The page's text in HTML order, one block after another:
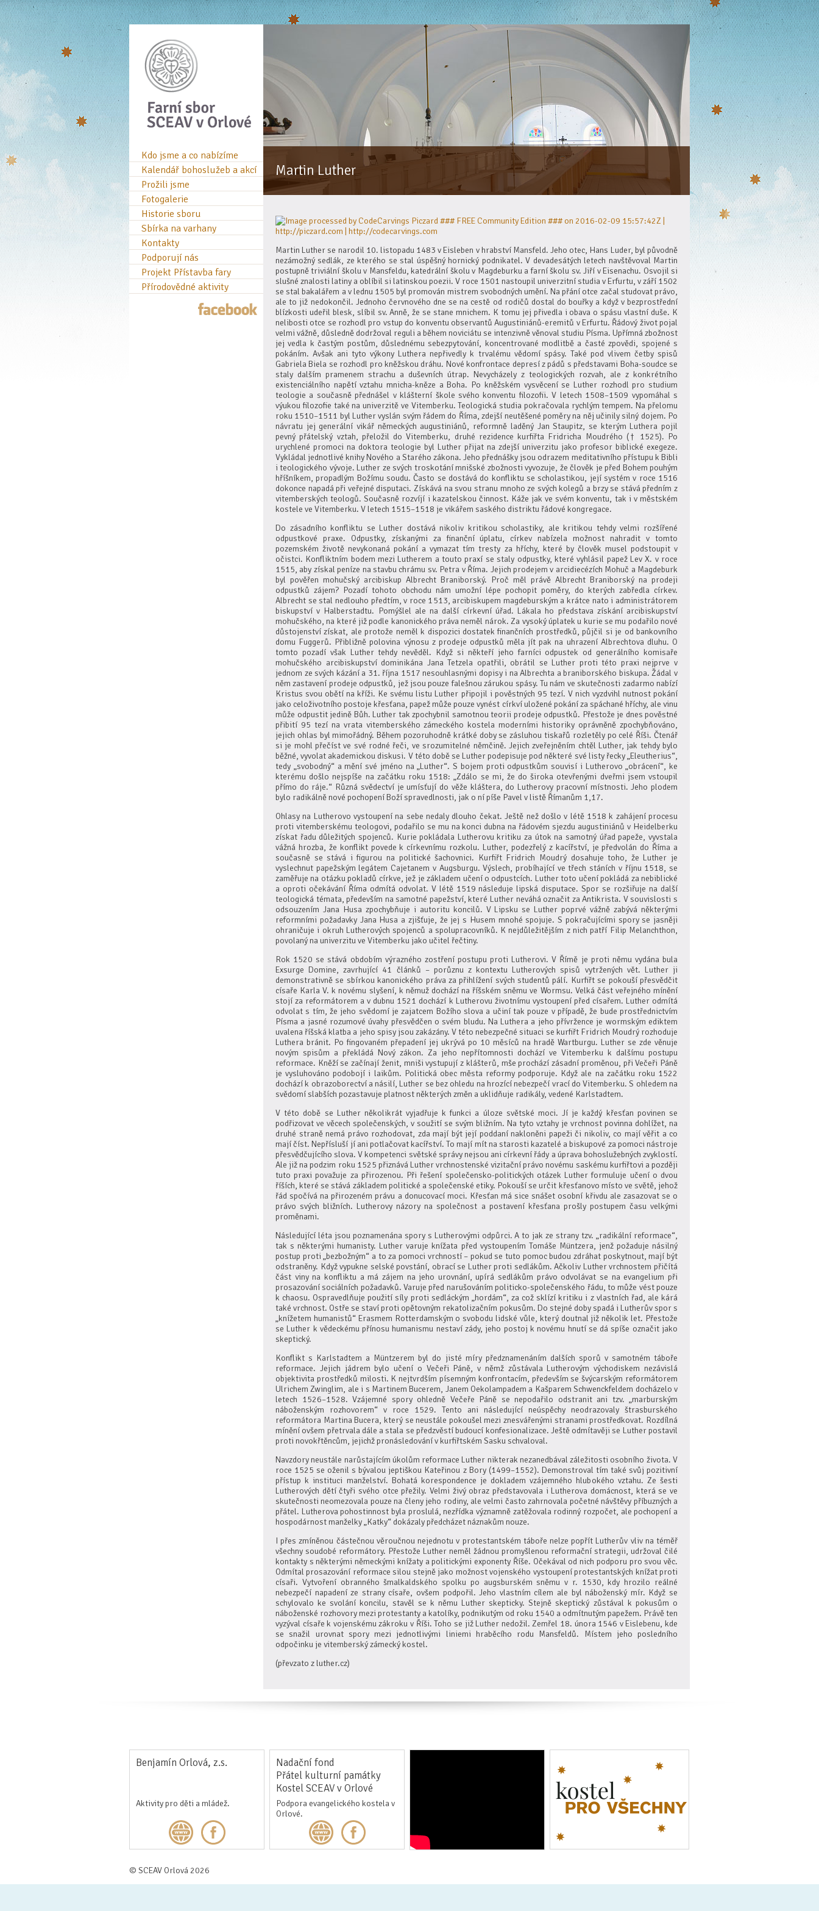
Kdo jsme a co nabízíme
Kalendář bohoslužeb a akcí
Prožili jsme
Fotogalerie
Historie sboru
Sbírka na varhany
Kontakty
Podporují nás
Projekt Přístavba fary
Přírodovědné aktivity
Martin Luther
Martin Luther se narodil 10. listopadu 1483 v Eisleben v hrabství Mansfeld. Jeho otec, Hans Luder, byl původně
nezámožný sedlák, ze kterého se stal úspěšný hornický podnikatel. V devadesátých letech navštěvoval Martin
postupně triviální školu v Mansfeldu, katedrální školu v Magdeburku a farní školu sv. Jiří v Eisenachu. Osvojil si
slušné znalosti latiny a oblíbil si latinskou poezii. V roce 1501 nastoupil univerzitní studia v Erfurtu, v září 1502
se stal bakalářem a v lednu 1505 byl promován mistrem svobodných umění. Na přání otce začal studovat právo,
ale to již nedokončil. Jednoho červnového dne se na cestě od rodičů dostal do bouřky a když v bezprostřední
blízkosti udeřil blesk, slíbil sv. Anně, že se stane mnichem. K tomu jej přivedla i obava o spásu vlastní duše. K
nelibosti otce se rozhodl pro vstup do konventu observantů Augustiniánů-eremitů v Erfurtu. Řádový život pojal
velmi vážně, důsledně dodržoval reguli a během noviciátu se intenzivně věnoval studiu Písma. Upřímná zbožnost
jej vedla k častým postům, důslednému sebezpytování, koncentrované modlitbě a časté zpovědi, spojené s
pokáním. Avšak ani tyto výkony Luthera nepřivedly k trvalému vědomí spásy. Také pod vlivem četby spisů
Gabriela Biela se rozhodl pro kněžskou dráhu. Nové konfrontace depresí z pádů s představami Boha-soudce se
staly dalším pramenem strachu a duševních útrap. Nevycházely z teologických rozvah, ale z konkrétního
existenciálního napětí vztahu mnicha-kněze a Boha. Po kněžském vysvěcení se Luther rozhodl pro studium
teologie a současně přednášel v klášterní škole svého konventu filozofii. V letech 1508–1509 vypomáhal s
výukou filozofie také na univerzitě ve Vitemberku. Teologická studia pokračovala rychlým tempem. Na přelomu
roku 1510–1511 byl Luther vyslán svým řádem do Říma, zdejší neutěšené poměry na něj učinily silný dojem. Po
návratu jej generální vikář německých augustiniánů, reformně laděný Jan Staupitz, se kterým Luthera pojil
pevný přátelský vztah, přeložil do Vitemberku, druhé rezidence kurfiřta Fridricha Moudrého († 1525). Po
urychlené promoci na doktora teologie byl Luther přijat na zdejší univerzitu jako profesor biblické exegeze.
Vykládal jednotlivé knihy Nového a Starého zákona. Jeho přednášky jsou odrazem meditativního přístupu k Bibli
i teologického vývoje. Luther ze svých troskotání mnišské zbožnosti vyvozuje, že člověk je před Bohem pouhým
hříšníkem, propadlým Božímu soudu. Často se dostává do konfliktu se scholastikou, její systém v roce 1516
dokonce napadá při veřejné disputaci. Získává na svou stranu mnoho ze svých kolegů a brzy se stává předním z
vitemberských teologů. Současně rozvíjí i kazatelskou činnost. Káže jak ve svém konventu, tak i v městském
kostele ve Vitemberku. V letech 1515–1518 je vikářem saského distriktu řádové kongregace.
Do zásadního konfliktu se Luther dostává nikoliv kritikou scholastiky, ale kritikou tehdy velmi rozšířené
odpustkové praxe. Odpustky, získanými za finanční úplatu, církev nabízela možnost nahradit v tomto
pozemském životě nevykonaná pokání a vymazat tím tresty za hříchy, které by člověk musel podstoupit v
očistci. Konfliktním bodem mezi Lutherem a touto praxí se staly odpustky, které vyhlásil papež Lev X. v roce
1515, aby získal peníze na stavbu chrámu sv. Petra v Říma. Jejich prodejem v arcidiecézích Mohuč a Magdeburk
byl pověřen mohučský arcibiskup Albrecht Braniborský. Proč měl právě Albrecht Braniborský na prodeji
odpustků zájem? Pozadí tohoto obchodu nám umožní lépe pochopit poměry, do kterých zabředla církev.
Albrecht se stal nedlouho předtím, v roce 1513, arcibiskupem magdeburským a krátce nato i administrátorem
biskupství v Halberstadtu. Pomýšlel ale na další církevní úřad. Lákala ho představa získání arcibiskupství
mohučského, na které již podle kanonického práva neměl nárok. Za vysoký úplatek u kurie se mu podařilo nové
důstojenství získat, ale protože neměl k dispozici dostatek finančních prostředků, půjčil si je od bankovního
domu Fuggerů. Přibližně polovina výnosu z prodeje odpustků měla jít pak na uhrazení Albrechtova dluhu. O
tomto pozadí však Luther tehdy nevěděl. Když si někteří jeho farníci odpustek od generálního komisaře
mohučského arcibiskupství dominikána Jana Tetzela opatřili, obrátil se Luther proti této praxi nejprve v
jednom ze svých kázání a 31. října 1517 nesouhlasnými dopisy i na Albrechta a braniborského biskupa. Žádal v
něm zastavení prodeje odpustků, jež jsou pouze falešnou zárukou spásy. Tu nám ve skutečnosti zadarmo nabízí
Kristus svou obětí na kříži. Ke svému listu Luther připojil i pověstných 95 tezí. V nich vyzdvihl nutnost pokání
jako celoživotního postoje křesťana, papež může pouze vynést církví uložené pokání za spáchané hříchy, ale vinu
může odpustit jedině Bůh. Luther tak zpochybnil samotnou teorii prodeje odpustků. Přestože je dnes pověstné
přibití 95 tezí na vrata vitemberského zámeckého kostela moderními historiky oprávněně zpochybňováno,
jejich ohlas byl mimořádný. Během pozoruhodně krátké doby se zásluhou tiskařů rozletěly po celé Říši. Čtenář
si je mohl přečíst ve své rodné řeči, ve srozumitelné němčině. Jejich zveřejněním chtěl Luther, jak tehdy bylo
běžné, vyvolat akademickou diskusi. V této době se Luther podepisuje pod některé své listy řecky „Eleutherius“,
tedy „svobodný“ a mění své jméno na „Luther“. S bojem proti odpustkům souvisí i Lutherovo „obrácení“, ke
kterému došlo nejspíše na začátku roku 1518: „Zdálo se mi, že do široka otevřenými dveřmi jsem vstoupil
přímo do ráje.“ Různá svědectví je umísťují do věže kláštera, do Lutherovy pracovní místnosti. Jeho plodem
bylo radikálně nové pochopení Boží spravedlnosti, jak o ní píše Pavel v listě Římanům 1,17.
Ohlasy na Lutherovo vystoupení na sebe nedaly dlouho čekat. Ještě než došlo v létě 1518 k zahájení procesu
proti vitemberskému teologovi, podařilo se mu na konci dubna na řádovém sjezdu augustiniánů v Heidelberku
získat řadu důležitých spojenců. Kurie pokládala Lutherovu kritiku za útok na samotný úřad papeže, vyvstala
vážná hrozba, že konflikt povede k církevnímu rozkolu. Luther, podezřelý z kacířství, je předvolán do Říma a
současně se stává i figurou na politické šachovnici. Kurfiřt Fridrich Moudrý dosahuje toho, že Luther je
vyslechnut papežským legátem Cajetanem v Augsburgu. Výslech, probíhající ve třech stáních v říjnu 1518, se
zaměřuje na otázku pokladů církve, jež je základem učení o odpustcích. Luther toto učení pokládá za nebiblické
a oproti očekávání Říma odmítá odvolat. V létě 1519 následuje lipská disputace. Spor se rozšiřuje na další
teologická témata, především na samotné papežství, které Luther neváhá označit za Antikrista. V souvislosti s
odsouzením Jana Husa zpochybňuje i autoritu koncilů. V Lipsku se Luther poprvé vážně zabývá některými
reformními požadavky Jana Husa a zjišťuje, že jej s Husem mnohé spojuje. S pokračujícími spory se jasněji
ohraničuje i okruh Lutherových spojenců a spolupracovníků. K nejdůležitějším z nich patří Filip Melanchthon,
povolaný na univerzitu ve Vitemberku jako učitel řečtiny.
Rok 1520 se stává obdobím výrazného zostření postupu proti Lutherovi. V Římě je proti němu vydána bula
Exsurge Domine, zavrhující 41 článků – porůznu z kontextu Lutherových spisů vytržených vět. Luther ji
demonstrativně se sbírkou kanonického práva za přihlížení svých studentů pálí. Kurfiřt se pokouší přesvědčit
císaře Karla V. k novému slyšení, k němuž dochází na říšském sněmu ve Wormsu. Velká část veřejného mínění
stojí za reformátorem a v dubnu 1521 dochází k Lutherovu životnímu vystoupení před císařem. Luther odmítá
odvolat s tím, že jeho svědomí je zajatcem Božího slova a učiní tak pouze v případě, že bude prostřednictvím
Písma a jasné rozumové úvahy přesvědčen o svém bludu. Na Luthera a jeho přívržence je wormským ediktem
uvalena říšská klatba a jeho spisy jsou zakázány. V této nebezpečné situaci se kurfiřt Fridrich Moudrý rozhoduje
Luthera bránit. Po fingovaném přepadení jej ukrývá po 10 měsíců na hradě Wartburgu. Luther se zde věnuje
novým spisům a překládá Nový zákon. Za jeho nepřítomnosti dochází ve Vitemberku k dalšímu postupu
reformace. Kněží se začínají ženit, mniši vystupují z klášterů, mše prochází zásadní proměnou, při Večeři Páně
je vysluhováno podobojí i laikům. Politická obec města reformy podporuje. Když ale na začátku roku 1522
dochází k obrazoborectví a násilí, Luther se bez ohledu na hrozící nebezpečí vrací do Vitemberku. S ohledem na
svědomí slabších pozastavuje platnost některých změn a uklidňuje radikály, vedené Karlstadtem.
V této době se Luther několikrát vyjadřuje k funkci a úloze světské moci. Jí je každý křesťan povinen se
podřizovat ve věcech společenských, v soužití se svým bližním. Na tyto vztahy je vrchnost povinna dohlížet, na
druhé straně nemá právo rozhodovat, zda mají být její poddaní nakloněni papeži či nikoliv, co mají věřit a co
mají číst. Nepřísluší jí ani potlačovat kacířství. To mají mít na starosti kazatelé a biskupové za pomoci nástroje
přesvědčujícího slova. V kompetenci světské správy nejsou ani církevní řády a úprava bohoslužebných zvyklostí.
Ale již na podzim roku 1525 přiznává Luther vrchnostenské vizitační právo novému saskému kurfiřtovi a později
tuto praxi považuje za přirozenou. Při řešení společensko-politických otázek Luther formuluje učení o dvou
říších, které se stává základem politické a společenské etiky. Pokouší se určit křesťanovo místo ve světě, jehož
řád spočívá na přirozeném právu a donucovací moci. Křesťan má sice snášet osobní křivdu ale zasazovat se o
právo svých bližních. Lutherovy názory na společnost a postavení křesťana prošly postupem času velkými
proměnami.
Následující léta jsou poznamenána spory s Lutherovými odpůrci. A to jak ze strany tzv. „radikální reformace“,
tak s některými humanisty. Luther varuje knížata před vystoupením Tomáše Müntzera, jenž požaduje násilný
postup proti „bezbožným“ a to za pomoci vrchností – pokud se tuto pomoc budou zdráhat poskytnout, mají být
odstraněny. Když vypukne selské povstání, obrací se Luther proti sedlákům. Ačkoliv Luther vrchnostem přičítá
část viny na konfliktu a má zájem na jeho urovnání, upírá sedlákům právo odvolávat se na evangelium při
prosazování sociálních požadavků. Varuje před narušováním politicko-společenského řádu, to může vést pouze
k chaosu. Ospravedlňuje použití síly proti sedláckým „hordám“, za což sklízí kritiku i z vlastních řad, ale kárá
také vrchnost. Ostře se staví proti opětovným rekatolizačním pokusům. Do stejné doby spadá i Lutherův spor s
„knížetem humanistů“ Erasmem Rotterdamským o svobodu lidské vůle, který doutnal již několik let. Přestože
se Luther k vědeckému přínosu humanismu nestaví zády, jeho postoj k novému hnutí se dá spíše označit jako
skeptický.
Konflikt s Karlstadtem a Müntzerem byl do jisté míry předznamenáním dalších sporů v samotném táboře
reformace. Jejich jádrem bylo učení o Večeři Páně, v němž zůstávala Lutherovým východiskem nezávislá
objektivita prostředků milosti. K nejtvrdším písemným konfrontacím, především se švýcarským reformátorem
Ulrichem Zwinglim, ale i s Martinem Bucerem, Janem Oekolampadem a Kašparem Schwenckfeldem docházelo v
letech 1526–1528. Vzájemné spory ohledně Večeře Páně se nepodařilo odstranit ani tzv. „marburským
náboženským rozhovorem“ v roce 1529. Tento ani následující neúspěchy neodrazovaly štrasburského
reformátora Martina Bucera, který se neustále pokoušel mezi znesvářenými stranami prostředkovat. Rozdílná
mínění ovšem přetrvala dále a stala se předzvěstí budoucí konfesionalizace. Ještě odmítavěji se Luther postavil
proti novokřtěncům, jejichž pronásledování v kurfiřtském Sasku schvaloval.
Navzdory neustále narůstajícím úkolům reformace Luther nikterak nezanedbával záležitosti osobního života. V
roce 1525 se oženil s bývalou jeptiškou Kateřinou z Bory (1499–1552). Demonstroval tím také svůj pozitivní
přístup k instituci manželství. Bohatá korespondence je dokladem vzájemného hlubokého vztahu. Ze šesti
Lutherových dětí čtyři svého otce přežily. Velmi živý obraz představovala i Lutherova domácnost, která se ve
skutečnosti neomezovala pouze na členy jeho rodiny, ale velmi často zahrnovala početné návštěvy příbuzných a
přátel. Lutherova pohostinnost byla proslulá, nezřídka významně zatěžovala rodinný rozpočet, ale pochopení a
hospodárnost manželky „Katky“ dokázaly předcházet náznakům nouze.
I přes zmíněnou částečnou věroučnou nejednotu v protestantském táboře nelze popřít Lutherův vliv na téměř
všechny soudobé reformátory. Přestože Luther neměl žádnou promyšlenou reformační strategii, udržoval čilé
kontakty s některými německými knížaty a politickými exponenty Říše. Očekával od nich podporu pro svou věc.
Odmítal prosazování reformace silou stejně jako možnost vojenského vystoupení protestantských knížat proti
císaři. Vytvoření obranného šmalkaldského spolku po augsburském sněmu v r. 1530, kdy hrozilo reálné
nebezpečí napadení ze strany císaře, ovšem podpořil. Jeho vlastním cílem ale byl náboženský mír. Když se
schylovalo ke svolání koncilu, stavěl se k němu Luther skepticky. Stejně skeptický zůstával k pokusům o
náboženské rozhovory mezi protestanty a katolíky, podnikutým od roku 1540 a odmítnutým papežem. Právě ten
vyzýval císaře k vojenskému zákroku v Říši. Toho se již Luther nedožil. Zemřel 18. února 1546 v Eislebenu, kde
se snažil urovnat spory mezi jednotlivými liniemi hraběcího rodu Mansfeldů. Místem jeho posledního
odpočinku je vitemberský zámecký kostel.
(převzato z luther.cz)
Benjamín Orlová, z.s.
Aktivity pro děti a mládež.
Nadační fond
Přátel kulturní památky
Kostel SCEAV v Orlové
Podpora evangelického kostela v
Orlové.
© SCEAV Orlová 2026